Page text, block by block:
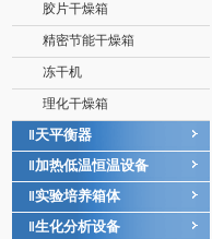
胶片干燥箱
精密节能干燥箱
冻干机
理化干燥箱
天平衡器
加热低温恒温设备
实验培养箱体
生化分析设备